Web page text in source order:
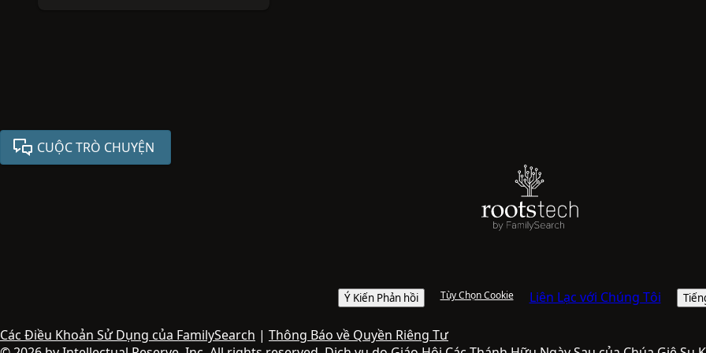
CUỘC TRÒ CHUYỆN
Ý Kiến Phản hồi Tùy Chọn Cookie Liên Lạc với Chúng Tôi
Các Điều Khoản Sử Dụng của FamilySearch | Thông Báo về Quyền Riêng Tư